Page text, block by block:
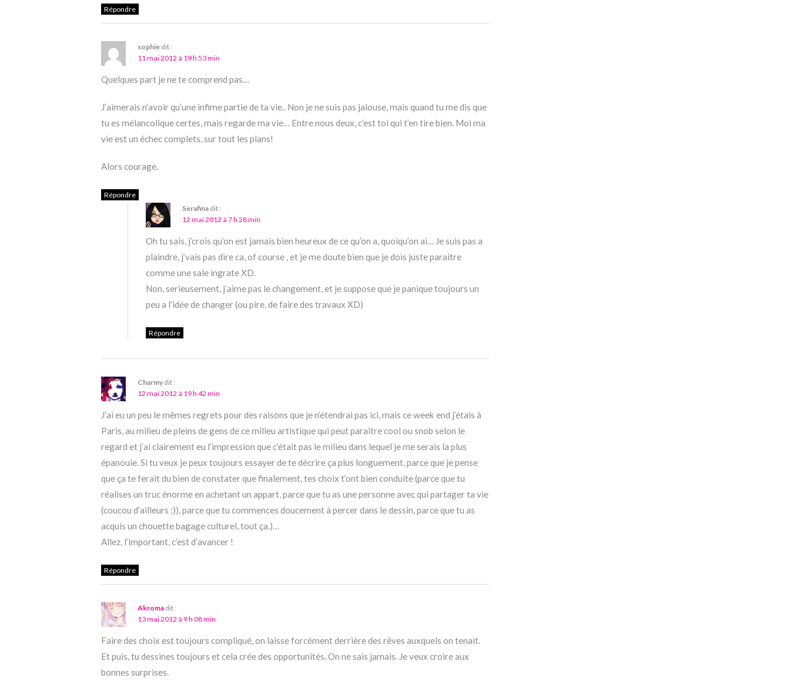
Répondre
sophie dit :
11 mai 2012 à 19 h 53 min
Quelques part je ne te comprend pas…
J’aimerais n’avoir qu’une infime partie de ta vie.. Non je ne suis pas jalouse, mais quand tu me dis que
tu es mélancolique certes, mais regarde ma vie… Entre nous deux, c’est toi qui t’en tire bien. Moi ma
vie est un échec complets, sur tout les plans!
Alors courage.
Répondre
Serafina dit :
12 mai 2012 à 7 h 28 min
Oh tu sais, j’crois qu’on est jamais bien heureux de ce qu’on a, quoiqu’on ai… Je suis pas a
plaindre, j’vais pas dire ca, of course , et je me doute bien que je dois juste paraitre
comme une sale ingrate XD.
Non, serieusement, j’aime pas le changement, et je suppose que je panique toujours un
peu a l’idée de changer (ou pire, de faire des travaux XD)
Répondre
Charmy dit :
12 mai 2012 à 19 h 42 min
J’ai eu un peu le mêmes regrets pour des raisons que je n’étendrai pas ici, mais ce week end j’étais à
Paris, au milieu de pleins de gens de ce milieu artistique qui peut paraitre cool ou snob selon le
regard et j’ai clairement eu l’impression que c’était pas le milieu dans lequel je me serais la plus
épanouie. Si tu veux je peux toujours essayer de te décrire ça plus longuement, parce que je pense
que ça te ferait du bien de constater que finalement, tes choix t’ont bien conduite (parce que tu
réalises un truc énorme en achetant un appart, parce que tu as une personne avec qui partager ta vie
(coucou d’ailleurs ;)), parce que tu commences doucement à percer dans le dessin, parce que tu as
acquis un chouette bagage culturel, tout ça.)…
Allez, l’important, c’est d’avancer !
Répondre
Akroma dit :
13 mai 2012 à 9 h 08 min
Faire des choix est toujours compliqué, on laisse forcément derrière des rêves auxquels on tenait.
Et puis, tu dessines toujours et cela crée des opportunités. On ne sais jamais. Je veux croire aux
bonnes surprises.